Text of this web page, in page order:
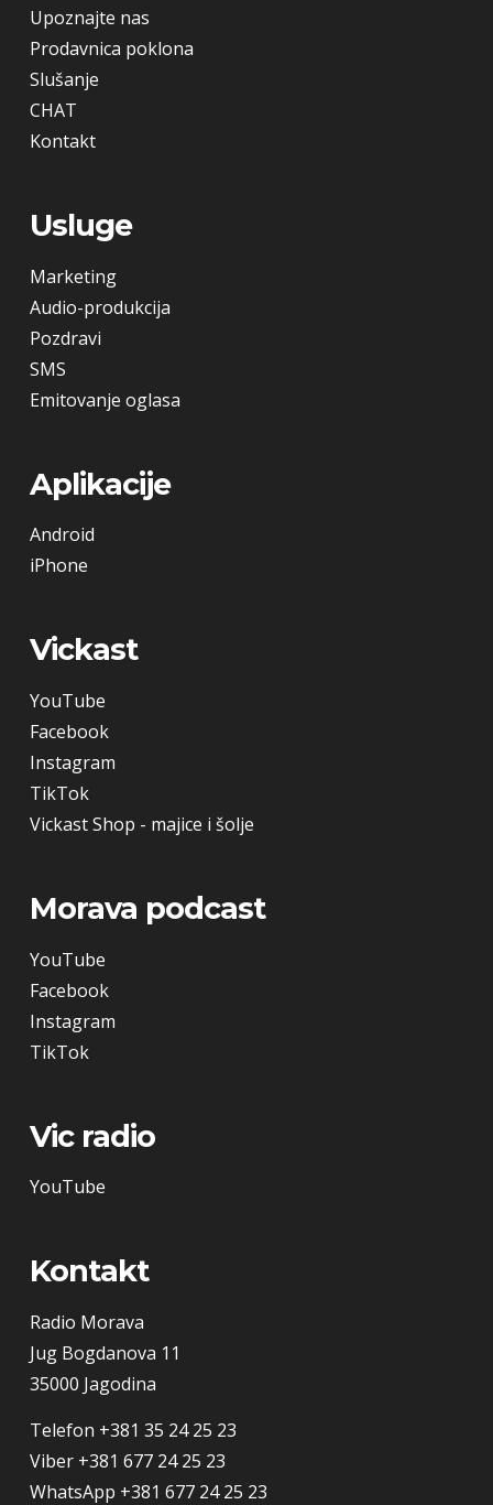
Upoznajte nas
Prodavnica poklona
Slušanje
CHAT
Kontakt
Usluge
Marketing
Audio-produkcija
Pozdravi
SMS
Emitovanje oglasa
Aplikacije
Android
iPhone
Vickast
YouTube
Facebook
Instagram
TikTok
Vickast Shop - majice i šolje
Morava podcast
YouTube
Facebook
Instagram
TikTok
Vic radio
YouTube
Kontakt
Radio Morava
Jug Bogdanova 11
35000 Jagodina
Telefon +381 35 24 25 23
Viber +381 677 24 25 23
WhatsApp +381 677 24 25 23